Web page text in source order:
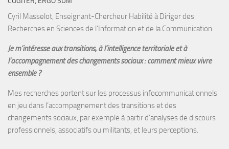
Cyril Masselot, Enseignant-Chercheur Habilité à Diriger des
Recherches en Sciences de l’Information et de la Communication.
Je m’intéresse aux transitions, à l’intelligence territoriale et à
l’accompagnement des changements sociaux : comment mieux vivre
ensemble ?
Mes recherches portent sur les processus infocommunicationnels
en jeu dans l’accompagnement des transitions et des
changements sociaux, par exemple à partir d’analyses de discours
professionnels, associatifs ou militants, et leurs perceptions.